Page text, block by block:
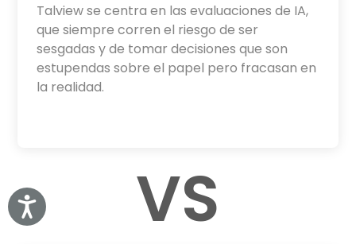
Accessibility
Talview se centra en las evaluaciones de IA,
que siempre corren el riesgo de ser
sesgadas y de tomar decisiones que son
estupendas sobre el papel pero fracasan en
la realidad.
VS